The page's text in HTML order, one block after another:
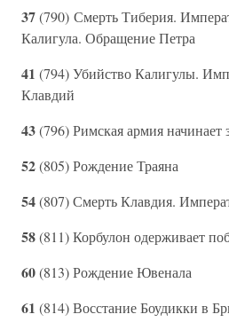
37(790) Смерть Тиберия.
Калигула. Обращение Петра
41 (794) Убийство Калигулы.
Клавдий
43(796) Римская армия начинает
52(805) Рождение Траяна
54(807) Смерть Клавдия.
58(811) Корбулон одерживает
60(813) Рождение Ювенала
61 (814) Восстание Боудикки в